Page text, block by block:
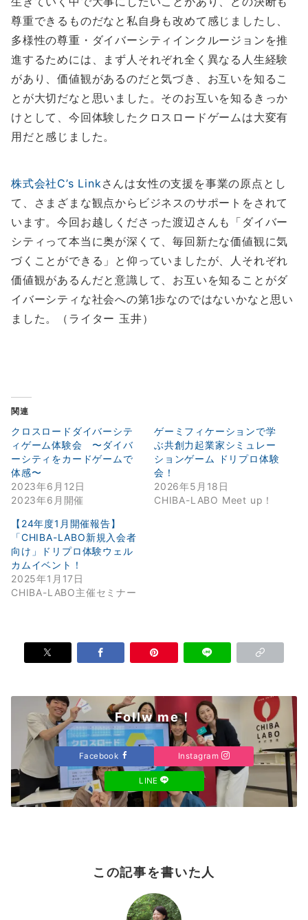
尊重できるものだなと私自身も改めて感じましたし、
多様性の尊重・ダイバーシティインクルージョンを推
進するためには、まず人それぞれ全く異なる人生経験
があり、価値観があるのだと気づき、お互いを知るこ
とが大切だなと思いました。そのお互いを知るきっか
けとして、今回体験したクロスロードゲームは大変有
用だと感じました。
株式会社C’s Link さんは女性の支援を事業の原点とし
て、さまざまな観点からビジネスのサポートをされて
います。今回お越しくださった渡辺さんも「ダイバー
シティって本当に奥が深くて、毎回新たな価値観に気
づくことができる」と仰っていましたが、人それぞれ
価値観があるんだと意識して、お互いを知ることがダ
イバーシティな社会への第1歩なのではないかなと思い
ました。（ライター 玉井）
関連
クロスロードダイバーシテ
ィゲーム体験会 〜ダイバ
ーシティをカードゲームで
体感〜
2023年6月12日
2023年6月開催
ゲーミフィケーションで学
ぶ共創力起業家シミュレー
ションゲーム ドリプロ体験
会！
2026年5月18日
CHIBA-LABO Meet up！
【24年度1月開催報告】
「CHIBA-LABO新規入会者
向け」ドリプロ体験ウェル
カムイベント！
2025年1月17日
CHIBA-LABO主催セミナー
Follw me！
Facebook Instagram
LINE
この記事を書いた人